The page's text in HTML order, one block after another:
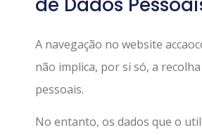
A navegação no website
não implica, por si só, a
pessoais.
No entanto, os dados que o